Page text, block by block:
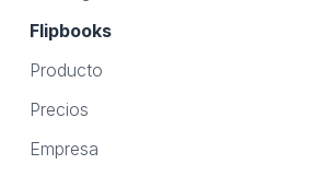
Flipbooks
Producto
Precios
Empresa